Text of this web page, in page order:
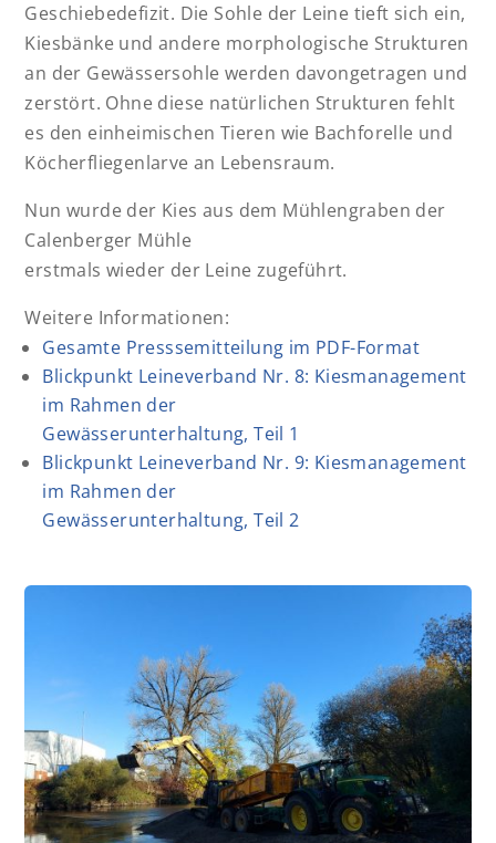
Geschiebedefizit. Die Sohle der Leine tieft sich ein,
Kiesbänke und andere morphologische Strukturen
an der Gewässersohle werden davongetragen und
zerstört. Ohne diese natürlichen Strukturen fehlt
es den einheimischen Tieren wie Bachforelle und
Köcherfliegenlarve an Lebensraum.
Nun wurde der Kies aus dem Mühlengraben der
Calenberger Mühle
erstmals wieder der Leine zugeführt.
Weitere Informationen:
Gesamte Presssemitteilung im PDF-Format
Blickpunkt Leineverband Nr. 8: Kiesmanagement
im Rahmen der
Gewässerunterhaltung, Teil 1
Blickpunkt Leineverband Nr. 9: Kiesmanagement
im Rahmen der
Gewässerunterhaltung, Teil 2